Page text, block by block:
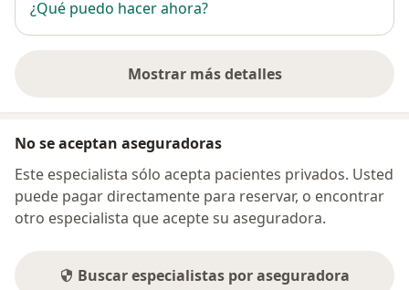
¿Qué puedo hacer ahora?
Mostrar más detalles
sobre la dirección
No se aceptan aseguradoras
Este especialista sólo acepta pacientes privados. Usted
puede pagar directamente para reservar, o encontrar
otro especialista que acepte su aseguradora.
Buscar especialistas por aseguradora